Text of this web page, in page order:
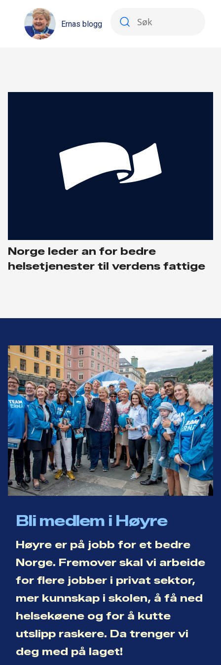
Ernas blogg
Norge leder an for bedre
helsetjenester til verdens fattige
Bli medlem i Høyre
Høyre er på jobb for et bedre
Norge. Fremover skal vi arbeide
for flere jobber i privat sektor,
mer kunnskap i skolen, å få ned
helsekøene og for å kutte
utslipp raskere. Da trenger vi
deg med på laget!